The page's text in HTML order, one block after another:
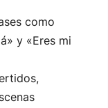
como
y «Eres mi